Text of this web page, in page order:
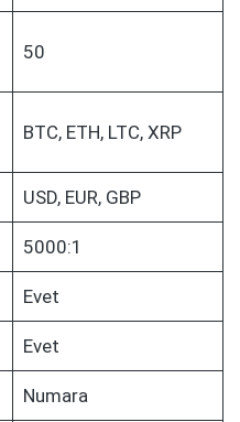
50
BTC, ETH, LTC, XRP
USD, EUR, GBP
5000:1
Evet
Evet
Numara